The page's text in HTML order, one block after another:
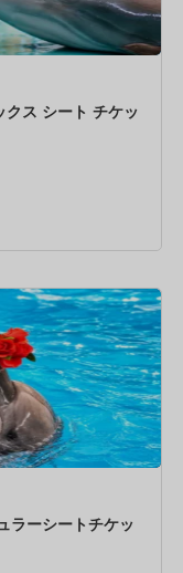
クス シート チケッ
ラーシートチケッ